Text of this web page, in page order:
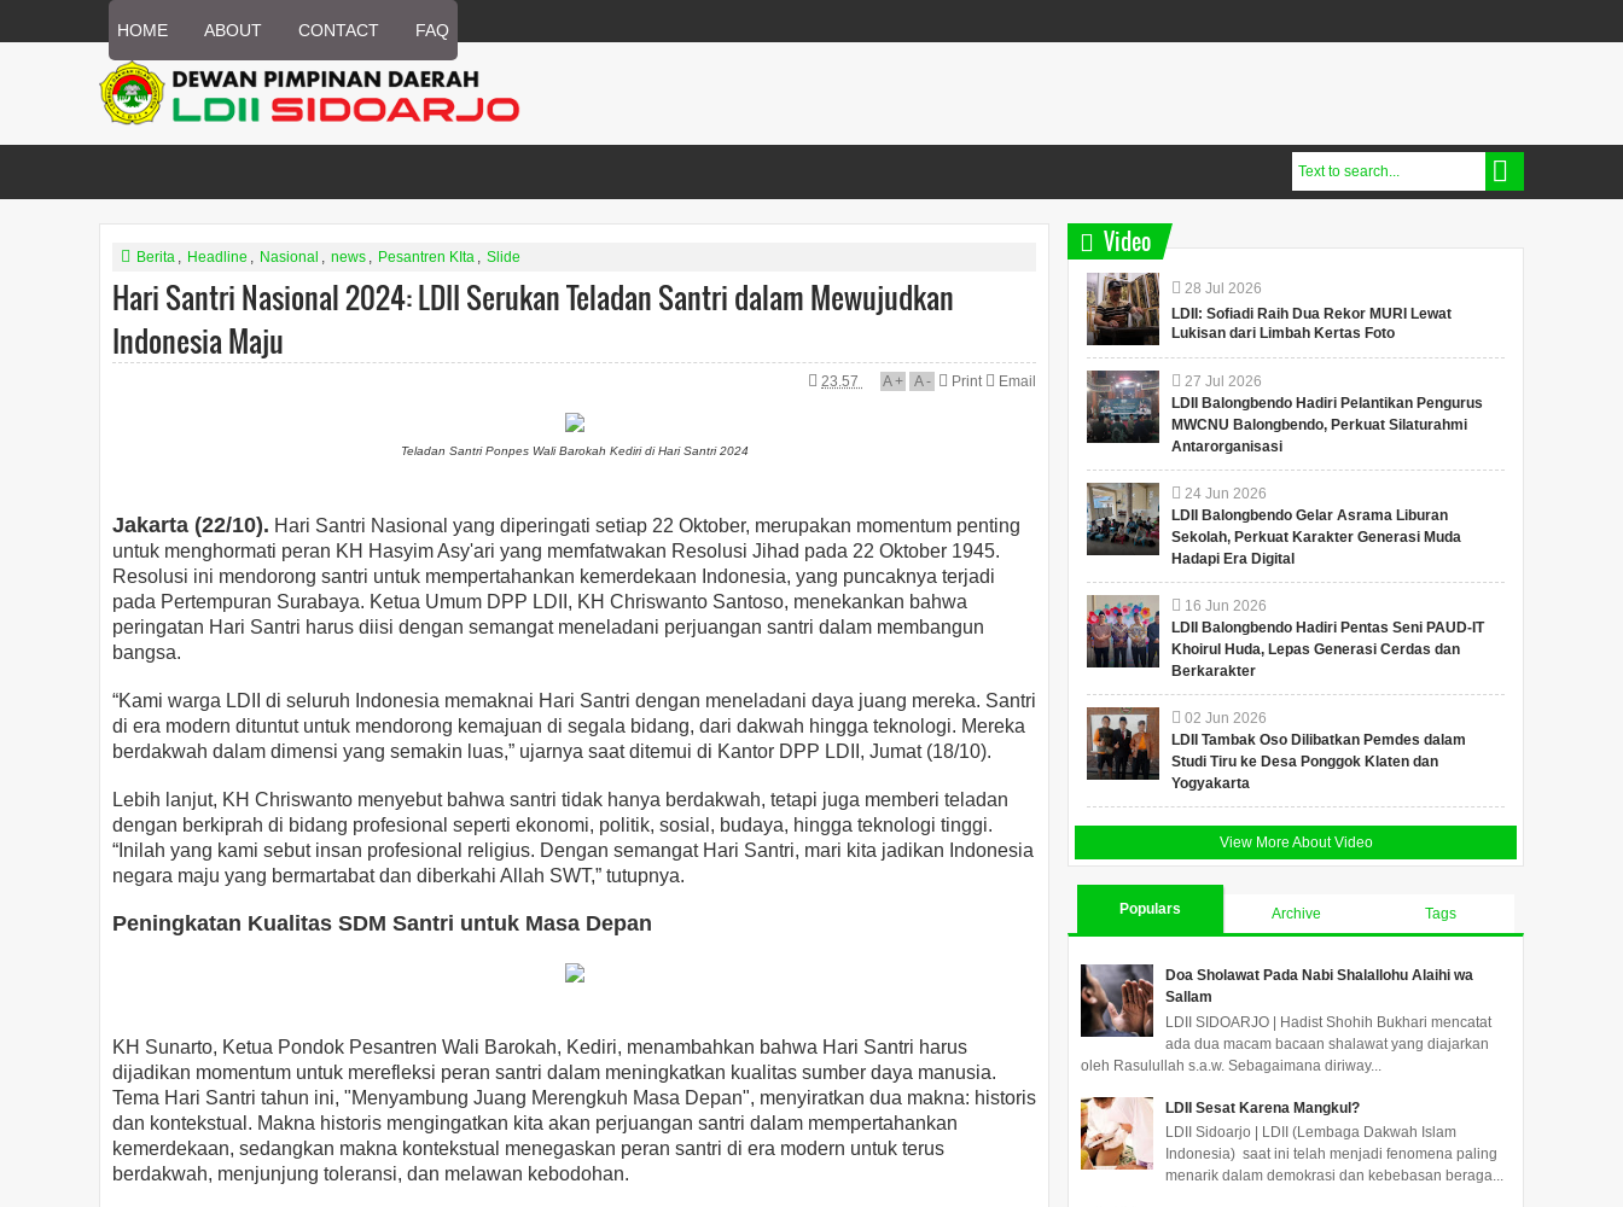
HOME ABOUT CONTACT FAQ
Berita , Headline , Nasional , news , Pesantren KIta , Slide
Hari Santri Nasional 2024: LDII Serukan Teladan Santri dalam Mewujudkan
Indonesia Maju
23.57 A+ A- Print Email
Teladan Santri Ponpes Wali Barokah Kediri di Hari Santri 2024
Jakarta (22/10). Hari Santri Nasional yang diperingati setiap 22 Oktober, merupakan momentum penting
untuk menghormati peran KH Hasyim Asy'ari yang memfatwakan Resolusi Jihad pada 22 Oktober 1945.
Resolusi ini mendorong santri untuk mempertahankan kemerdekaan Indonesia, yang puncaknya terjadi
pada Pertempuran Surabaya. Ketua Umum DPP LDII, KH Chriswanto Santoso, menekankan bahwa
peringatan Hari Santri harus diisi dengan semangat meneladani perjuangan santri dalam membangun
bangsa.
“Kami warga LDII di seluruh Indonesia memaknai Hari Santri dengan meneladani daya juang mereka. Santri
di era modern dituntut untuk mendorong kemajuan di segala bidang, dari dakwah hingga teknologi. Mereka
berdakwah dalam dimensi yang semakin luas,” ujarnya saat ditemui di Kantor DPP LDII, Jumat (18/10).
Lebih lanjut, KH Chriswanto menyebut bahwa santri tidak hanya berdakwah, tetapi juga memberi teladan
dengan berkiprah di bidang profesional seperti ekonomi, politik, sosial, budaya, hingga teknologi tinggi.
“Inilah yang kami sebut insan profesional religius. Dengan semangat Hari Santri, mari kita jadikan Indonesia
negara maju yang bermartabat dan diberkahi Allah SWT,” tutupnya.
Peningkatan Kualitas SDM Santri untuk Masa Depan
KH Sunarto, Ketua Pondok Pesantren Wali Barokah, Kediri, menambahkan bahwa Hari Santri harus
dijadikan momentum untuk merefleksi peran santri dalam meningkatkan kualitas sumber daya manusia.
Tema Hari Santri tahun ini, "Menyambung Juang Merengkuh Masa Depan", menyiratkan dua makna: historis
dan kontekstual. Makna historis mengingatkan kita akan perjuangan santri dalam mempertahankan
kemerdekaan, sedangkan makna kontekstual menegaskan peran santri di era modern untuk terus
berdakwah, menjunjung toleransi, dan melawan kebodohan.
Video
28 Jul 2026
LDII: Sofiadi Raih Dua Rekor MURI Lewat
Lukisan dari Limbah Kertas Foto
27 Jul 2026
LDII Balongbendo Hadiri Pelantikan Pengurus
MWCNU Balongbendo, Perkuat Silaturahmi
Antarorganisasi
24 Jun 2026
LDII Balongbendo Gelar Asrama Liburan
Sekolah, Perkuat Karakter Generasi Muda
Hadapi Era Digital
16 Jun 2026
LDII Balongbendo Hadiri Pentas Seni PAUD-IT
Khoirul Huda, Lepas Generasi Cerdas dan
Berkarakter
02 Jun 2026
LDII Tambak Oso Dilibatkan Pemdes dalam
Studi Tiru ke Desa Ponggok Klaten dan
Yogyakarta
View More About Video
Populars Archive Tags
Doa Sholawat Pada Nabi Shalallohu Alaihi wa
Sallam
LDII SIDOARJO | Hadist Shohih Bukhari mencatat
ada dua macam bacaan shalawat yang diajarkan
oleh Rasulullah s.a.w. Sebagaimana diriway...
LDII Sesat Karena Mangkul?
LDII Sidoarjo | LDII (Lembaga Dakwah Islam
Indonesia) saat ini telah menjadi fenomena paling
menarik dalam demokrasi dan kebebasan beraga...